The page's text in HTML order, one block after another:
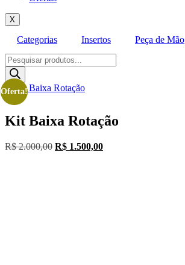
X
Categorias Insertos Peça de Mão
Pesquisar
produtos
Oferta!
Kit Baixa Rotação
R$2.000,00 O
R$ 1.500,00O